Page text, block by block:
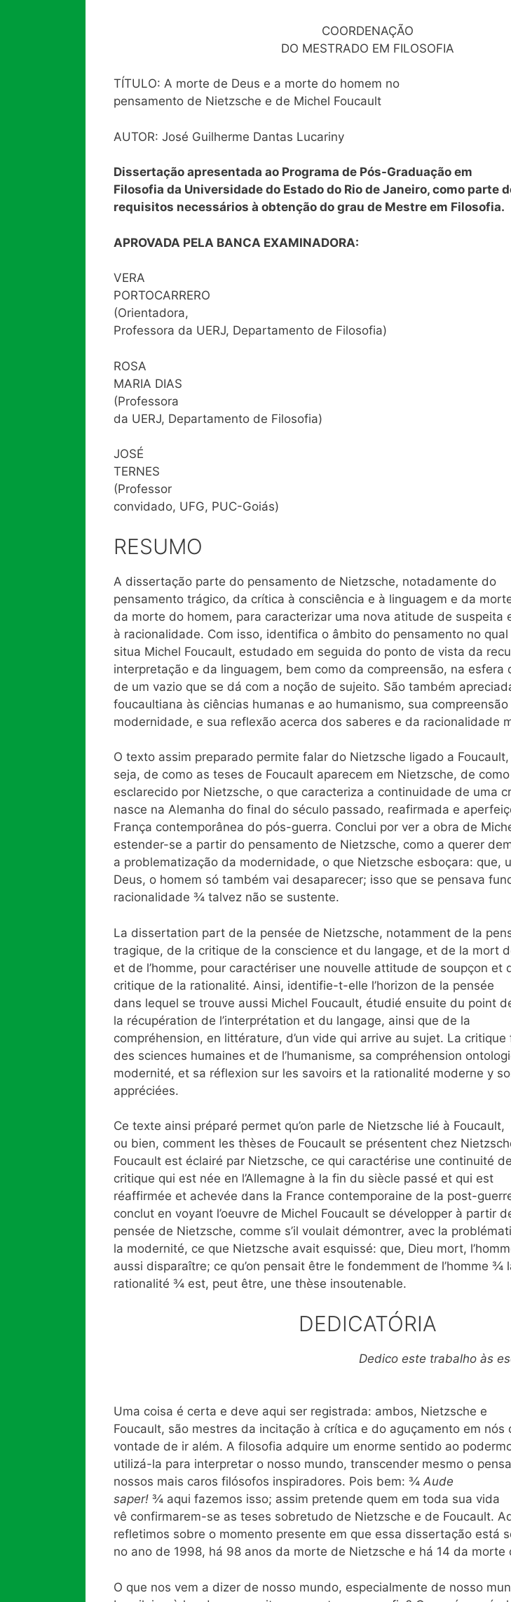
COORDENAÇÃO
DO MESTRADO EM FILOSOFIA
TÍTULO: A morte de Deus e a morte do homem no
pensamento de Nietzsche e de Michel Foucault
AUTOR: José Guilherme Dantas Lucariny
Dissertação apresentada ao Programa de Pós-Graduação em
Filosofia da Universidade do Estado do Rio de Janeiro, como parte
requisitos necessários à obtenção do grau de Mestre em Filosofia.
APROVADA PELA BANCA EXAMINADORA:
VERA
PORTOCARRERO
(Orientadora,
Professora da UERJ, Departamento de Filosofia)
ROSA
MARIA DIAS
(Professora
da UERJ, Departamento de Filosofia)
JOSÉ
TERNES
(Professor
convidado, UFG, PUC-Goiás)
RESUMO
A dissertação parte do pensamento de Nietzsche, notadamente do
pensamento trágico, da crítica à consciência e à linguagem e da
da morte do homem, para caracterizar uma nova atitude de suspeita
à racionalidade. Com isso, identifica o âmbito do pensamento no
situa Michel Foucault, estudado em seguida do ponto de vista da
interpretação e da linguagem, bem como da compreensão, na esfera
de um vazio que se dá com a noção de sujeito. São também
foucaultiana às ciências humanas e ao humanismo, sua
modernidade, e sua reflexão acerca dos saberes e da racionalidade
O texto assim preparado permite falar do Nietzsche ligado a Foucault,
seja, de como as teses de Foucault aparecem em Nietzsche, de
esclarecido por Nietzsche, o que caracteriza a continuidade de uma
nasce na Alemanha do final do século passado, reafirmada e
França contemporânea do pós-guerra. Conclui por ver a obra de
estender-se a partir do pensamento de Nietzsche, como a querer
a problematização da modernidade, o que Nietzsche esboçara: que,
Deus, o homem só também vai desaparecer; isso que se pensava
racionalidade ¾ talvez não se sustente.
La dissertation part de la pensée de Nietzsche, notamment de la
tragique, de la critique de la conscience et du langage, et de la mort
et de l’homme, pour caractériser une nouvelle attitude de soupçon et
critique de la rationalité. Ainsi, identifie-t-elle l’horizon de la pensée
dans lequel se trouve aussi Michel Foucault, étudié ensuite du point
la récupération de l’interprétation et du langage, ainsi que de la
compréhension, en littérature, d’un vide qui arrive au sujet. La critique
des sciences humaines et de l’humanisme, sa compréhension
modernité, et sa réflexion sur les savoirs et la rationalité moderne y
appréciées.
Ce texte ainsi préparé permet qu’on parle de Nietzsche lié à Foucault,
ou bien, comment les thèses de Foucault se présentent chez
Foucault est éclairé par Nietzsche, ce qui caractérise une continuité de
critique qui est née en l’Allemagne à la fin du siècle passé et qui est
réaffirmée et achevée dans la France contemporaine de la post-
conclut en voyant l’oeuvre de Michel Foucault se développer à partir
pensée de Nietzsche, comme s’il voulait démontrer, avec la
la modernité, ce que Nietzsche avait esquissé: que, Dieu mort,
aussi disparaître; ce qu’on pensait être le fondemment de l’homme ¾
rationalité ¾ est, peut être, une thèse insoutenable.
DEDICATÓRIA
Dedico este trabalho às
Uma coisa é certa e deve aqui ser registrada: ambos, Nietzsche e
Foucault, são mestres da incitação à crítica e do aguçamento em nós
vontade de ir além. A filosofia adquire um enorme sentido ao
utilizá-la para interpretar o nosso mundo, transcender mesmo o
nossos mais caros filósofos inspiradores. Pois bem: ¾ Aude
saper! ¾ aqui fazemos isso; assim pretende quem em toda sua vida
vê confirmarem-se as teses sobretudo de Nietzsche e de Foucault.
refletimos sobre o momento presente em que essa dissertação está
no ano de 1998, há 98 anos da morte de Nietzsche e há 14 da morte
O que nos vem a dizer de nosso mundo, especialmente de nosso